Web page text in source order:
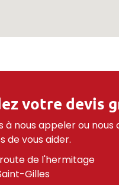
votre devis
à nous appeler ou
de vous aider.
de l'hermitage
Gilles